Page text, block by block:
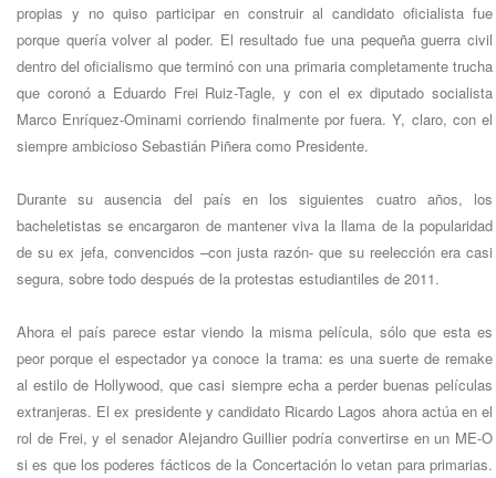
propias y no quiso participar en construir al candidato oficialista fue
porque quería volver al poder. El resultado fue una pequeña guerra civil
dentro del oficialismo que terminó con una primaria completamente trucha
que coronó a Eduardo Frei Ruiz-Tagle, y con el ex diputado socialista
Marco Enríquez-Ominami corriendo finalmente por fuera. Y, claro, con el
siempre ambicioso Sebastián Piñera como Presidente.
Durante su ausencia del país en los siguientes cuatro años, los
bacheletistas se encargaron de mantener viva la llama de la popularidad
de su ex jefa, convencidos –con justa razón- que su reelección era casi
segura, sobre todo después de la protestas estudiantiles de 2011.
Ahora el país parece estar viendo la misma película, sólo que esta es
peor porque el espectador ya conoce la trama: es una suerte de remake
al estilo de Hollywood, que casi siempre echa a perder buenas películas
extranjeras. El ex presidente y candidato Ricardo Lagos ahora actúa en el
rol de Frei, y el senador Alejandro Guillier podría convertirse en un ME-O
si es que los poderes fácticos de la Concertación lo vetan para primarias.